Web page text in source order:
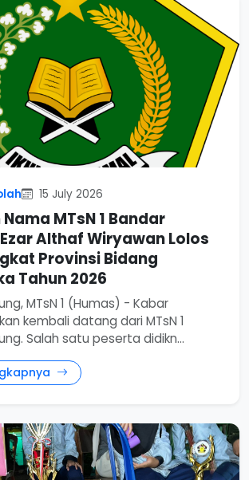
15 July 2026
MTsN 1 Bandar
Althaf Wiryawan Lolos
Provinsi Bidang
Tahun 2026
MTsN 1 (Humas) - Kabar
kembali datang dari MTsN 1
Salah satu peserta didikn...